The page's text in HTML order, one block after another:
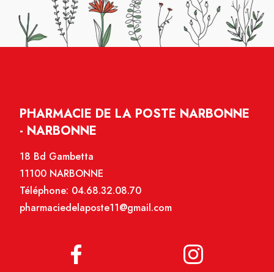
PHARMACIE DE LA POSTE NARBONNE
- NARBONNE
18 Bd Gambetta
11100 NARBONNE
Téléphone: 04.68.32.08.70
pharmaciedelaposte11@gmail.com